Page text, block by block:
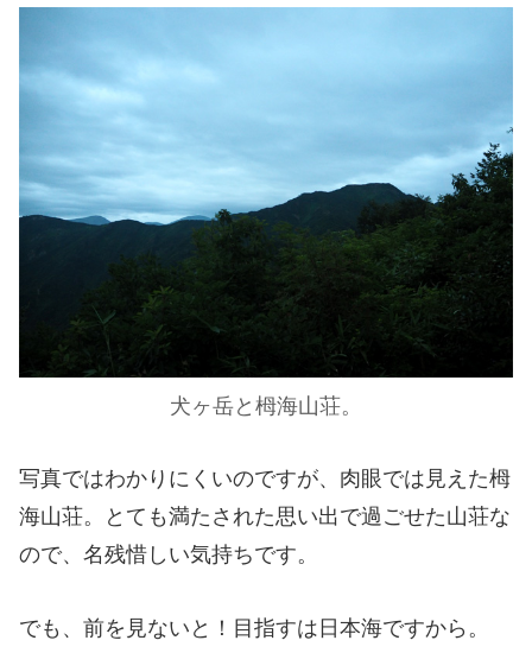
犬ヶ岳と栂海山荘。
写真ではわかりにくいのですが、肉眼では見えた栂
海山荘。とても満たされた思い出で過ごせた山荘な
ので、名残惜しい気持ちです。
でも、前を見ないと！目指すは日本海ですから。